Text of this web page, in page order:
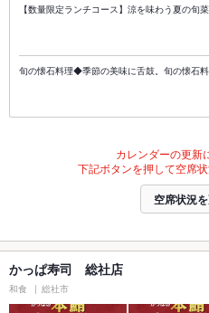
【数量限定ランチコース】涼を味わう夏の旬
旬の懐石料理◆季節の美味に舌鼓。旬の懐石
カレンダーの更新
下記ボタンを押して空席
空席状況
かっぱ寿司 総社店
和食 総社市